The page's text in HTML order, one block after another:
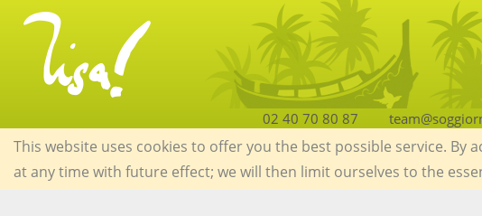
02 40 70 80 87
This website uses cookies to offer you the best possible service. By
at any time with future effect; we will then limit ourselves to the